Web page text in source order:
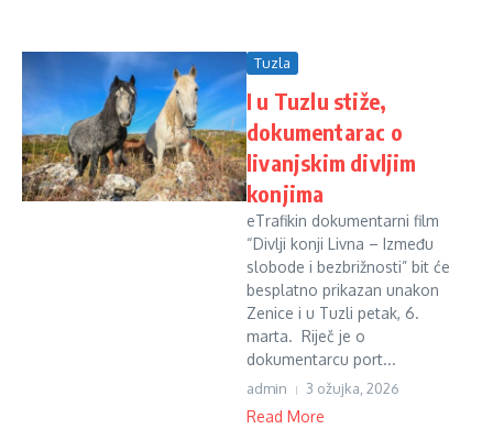
Tuzla
I u Tuzlu stiže,
dokumentarac o
livanjskim divljim
konjima
eTrafikin dokumentarni film
“Divlji konji Livna – Između
slobode i bezbrižnosti” bit će
besplatno prikazan unakon
Zenice i u Tuzli petak, 6.
marta. Riječ je o
dokumentarcu port...
admin 3 ožujka, 2026
Read More